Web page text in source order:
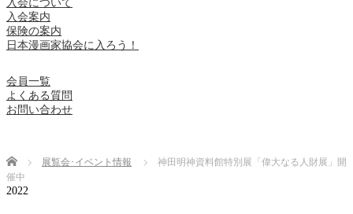
入会について
入会案内
保険の案内
日本漫画家協会に入ろう！
会員一覧
よくある質問
お問い合わせ
Home 展覧会･イベント情報
神田明神資料館特別展「偉大なる人財展」開
催中
2022